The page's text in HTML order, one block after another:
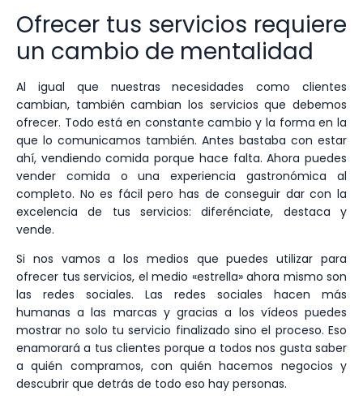
Ofrecer tus servicios requiere
un cambio de mentalidad
Al igual que nuestras necesidades como clientes
cambian, también cambian los servicios que debemos
ofrecer. Todo está en constante cambio y la forma en la
que lo comunicamos también. Antes bastaba con estar
ahí, vendiendo comida porque hace falta. Ahora puedes
vender comida o una experiencia gastronómica al
completo. No es fácil pero has de conseguir dar con la
excelencia de tus servicios: diferénciate, destaca y
vende.
Si nos vamos a los medios que puedes utilizar para
ofrecer tus servicios, el medio «estrella» ahora mismo son
las redes sociales. Las redes sociales hacen más
humanas a las marcas y gracias a los vídeos puedes
mostrar no solo tu servicio finalizado sino el proceso. Eso
enamorará a tus clientes porque a todos nos gusta saber
a quién compramos, con quién hacemos negocios y
descubrir que detrás de todo eso hay personas.